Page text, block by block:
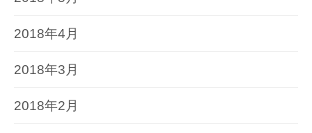
2018年4月
2018年3月
2018年2月